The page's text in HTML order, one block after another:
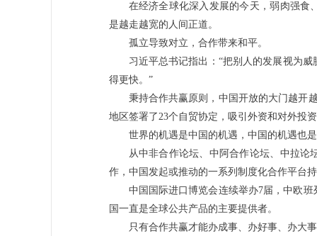
在经济全球化深入发展的今天，弱肉强食
是越走越宽的人间正道。
孤立导致对立，合作带来和平。
习近平总书记指出：“把别人的发展视为
得更快。”
秉持合作共赢原则，中国开放的大门越开
地区签署了23个自贸协定，吸引外资和对外投
世界的机遇是中国的机遇，中国的机遇也
从中非合作论坛、中阿合作论坛、中拉论
作，中国发起或推动的一系列制度化合作平台
中国国际进口博览会连续举办7届，中欧
国一直是全球公共产品的主要提供者。
只有合作共赢才能办成事、办好事、办大